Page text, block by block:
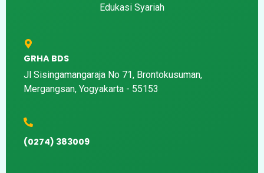
Edukasi Syariah
GRHA BDS
Jl Sisingamangaraja No 71, Brontokusuman,
Mergangsan, Yogyakarta - 55153
(0274) 383009